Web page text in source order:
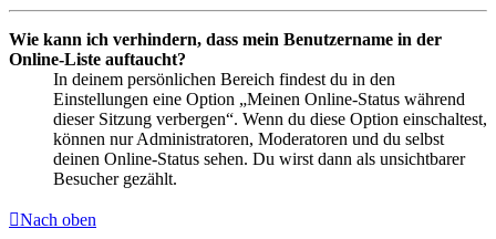
Wie kann ich verhindern, dass mein Benutzername in der
Online-Liste auftaucht?
In deinem persönlichen Bereich findest du in den
Einstellungen eine Option „Meinen Online-Status während
dieser Sitzung verbergen“. Wenn du diese Option einschaltest,
können nur Administratoren, Moderatoren und du selbst
deinen Online-Status sehen. Du wirst dann als unsichtbarer
Besucher gezählt.
Nach oben